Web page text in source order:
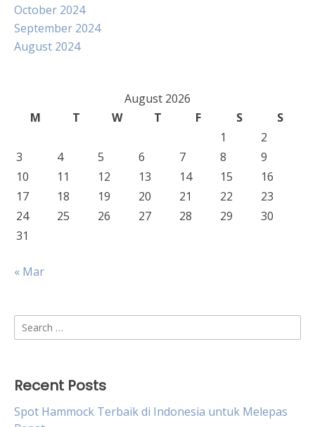
October 2024
September 2024
August 2024
August 2026
M
T W T F S
S
1
2
3
4 5 6 7 8
9
10
11 12 13 14 15
16
17
18 19 20 21 22
23
24
25 26 27 28 29
30
31
« Mar
Search
for:
Recent Posts
Spot Hammock Terbaik di Indonesia untuk Melepas